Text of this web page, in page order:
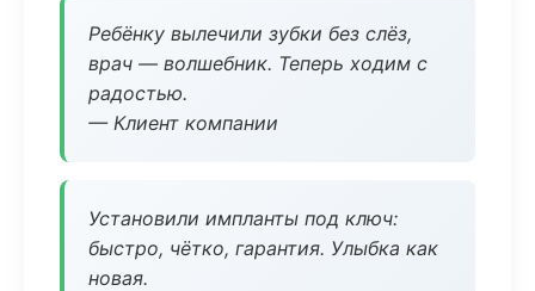
Ребёнку вылечили зубки без слёз,
врач — волшебник. Теперь ходим с
радостью.
— Клиент компании
Установили импланты под ключ:
быстро, чётко, гарантия. Улыбка как
новая.